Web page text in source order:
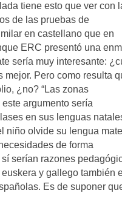
tiene esto que ver con
de las pruebas de
en castellano que en
ERC presentó una
sería muy interesante:
Pero como resulta
¿no? “Las zonas
argumento sería
en sus lenguas
niño olvide su lengua
de forma
serían razones
y gallego también
Es de suponer